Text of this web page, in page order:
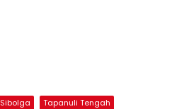
Sibolga Tapanuli Tengah